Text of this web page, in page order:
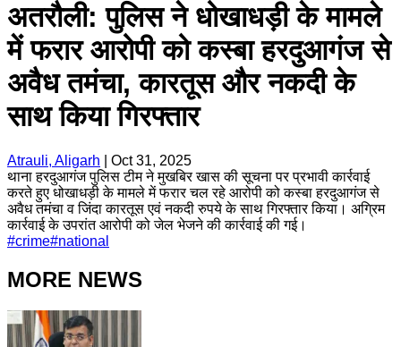
अतरौली: पुलिस ने धोखाधड़ी के मामले
में फरार आरोपी को कस्बा हरदुआगंज से
अवैध तमंचा, कारतूस और नकदी के
साथ किया गिरफ्तार
Atrauli, Aligarh
Oct 31, 2025
थाना हरदुआगंज पुलिस टीम ने मुखबिर खास की सूचना पर प्रभावी कार्रवाई
करते हुए धोखाधड़ी के मामले में फरार चल रहे आरोपी को कस्बा हरदुआगंज से
अवैध तमंचा व जिंदा कारतूस एवं नकदी रुपये के साथ गिरफ्तार किया। अग्रिम
कार्रवाई के उपरांत आरोपी को जेल भेजने की कार्रवाई की गई।
#crime#national
MORE NEWS